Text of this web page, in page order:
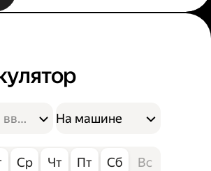
На машине
Ср Чт Пт Сб Вс